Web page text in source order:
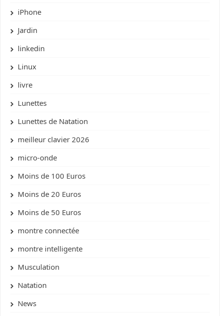
iPhone
Jardin
linkedin
Linux
livre
Lunettes
Lunettes de Natation
meilleur clavier 2026
micro-onde
Moins de 100 Euros
Moins de 20 Euros
Moins de 50 Euros
montre connectée
montre intelligente
Musculation
Natation
News